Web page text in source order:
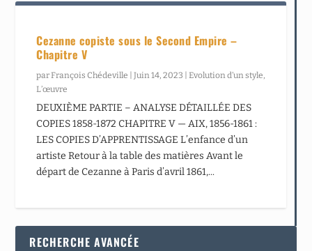
Cezanne copiste sous le Second Empire –
Chapitre V
parFrançois Chédeville |Juin 14, 2023 |Evolution d’un style,
L’œuvre
DEUXIÈME PARTIE – ANALYSE DÉTAILLÉE DES
COPIES 1858-1872 CHAPITRE V — AIX, 1856-1861 :
LES COPIES D’APPRENTISSAGE L’enfance d’un
artiste Retour à la table des matières Avant le
départ de Cezanne à Paris d’avril 1861,...
RECHERCHE AVANCÉE